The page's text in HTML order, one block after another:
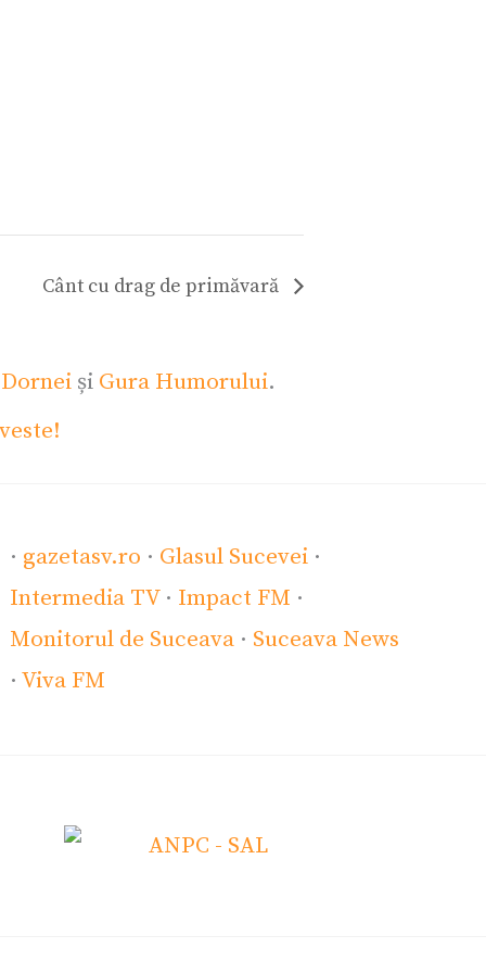
Cânt cu drag de primăvară
și Gura Humorului.
· gazetasv.ro · Glasul Sucevei ·
Intermedia TV· Impact FM ·
Monitorul de Suceava · Suceava News
·Viva FM